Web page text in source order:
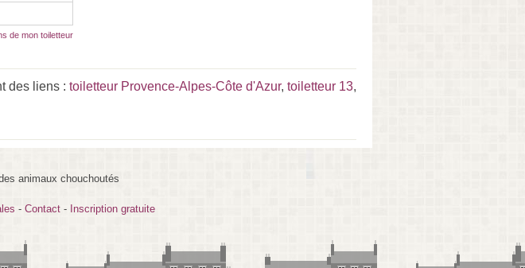
de mon toiletteur
des liens : toiletteur Provence-Alpes-Côte d'Azur, toiletteur 13,
animaux chouchoutés
- Contact - Inscription gratuite